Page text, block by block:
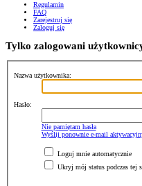
Regulamin
FAQ
Zarejestruj się
Zaloguj się
Tylko zalogowani
Nazwa użytkownika:
Hasło:
Nie pamiętam hasła
Wyślij ponownie e-mail
Loguj mnie automatycznie
Ukryj mój status podczas tej